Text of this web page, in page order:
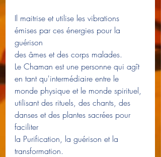
Il maitrise et utilise les vibrations
émises par ces énergies pour la
guérison
des âmes et des corps malades.
Le Chaman est une personne qui agît
en tant qu'intermédiaire entre le
monde physique et le monde spirituel,
utilisant des rituels, des chants, des
danses et des plantes sacrées pour
faciliter
la Purification, la guérison et la
transformation.